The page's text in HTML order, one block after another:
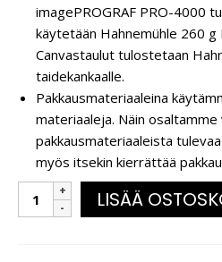
imagePROGRAF PRO-4000
käytetään Hahnemühle 260
Canvastaulut tulostetaan
taidekankaalle.
Pakkausmateriaaleina
materiaaleja. Näin osaltamme
pakkausmateriaaleista
myös itsekin kierrättää
LISÄÄ